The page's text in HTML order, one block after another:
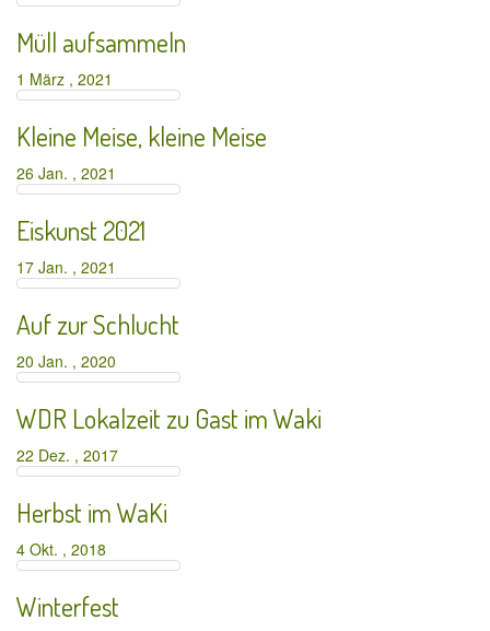
Müll aufsammeln
1 März , 2021
Kleine Meise, kleine Meise
26 Jan. , 2021
Eiskunst 2021
17 Jan. , 2021
Auf zur Schlucht
20 Jan. , 2020
WDR Lokalzeit zu Gast im Waki
22 Dez. , 2017
Herbst im WaKi
4 Okt. , 2018
Winterfest